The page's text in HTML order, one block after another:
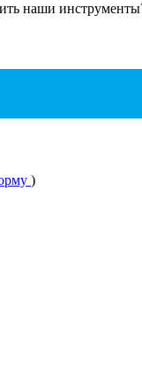
наши
)